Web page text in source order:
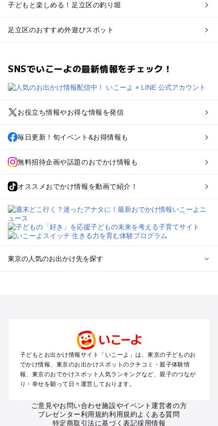
子どもと楽しめる！足立区の釣り堀
足立区のおすすめ外遊びスポット
SNSでいこーよの最新情報をチェック！
お役立ち情報やお得な情報を発信
毎日更新！旬イベント&お得情報も
無料招待企画や話題のおでかけ情報も
オススメおでかけ情報を動画で紹介！
東京の人気のお出かけ先を探す
町田・相模原・愛川・上野原のプールお出かけ
渋谷・原宿・恵比寿・中目黒・自由が丘のプールお出かけ
池袋・赤羽・王子・巣鴨・目白・石神井のプールお出かけ
新宿・高田馬場・代々木・千駄ヶ谷のプールお出かけ
銀座・丸の内・日本橋・有楽町・築地・月島のプールお出かけ
小金井・小平・西東京・東村山・東久留米のプールお出かけ
府中・調布・狛江のプールお出かけ
子どもとお出かけ情報サイト「いこーよ」は、東京の子どものお
でかけ情報、東京のお出かけスポットのクチコミ・親子体験情
報、東京のおでかけスポット人気ランキングなど、親子のつなが
り・幸せを願って日々運営しております。
ご意見やお問い合わせ施設やイベント運営者の方
プレゼンター利用規約利用規約よくある質問
特定商取引法に基づく表記採用情報